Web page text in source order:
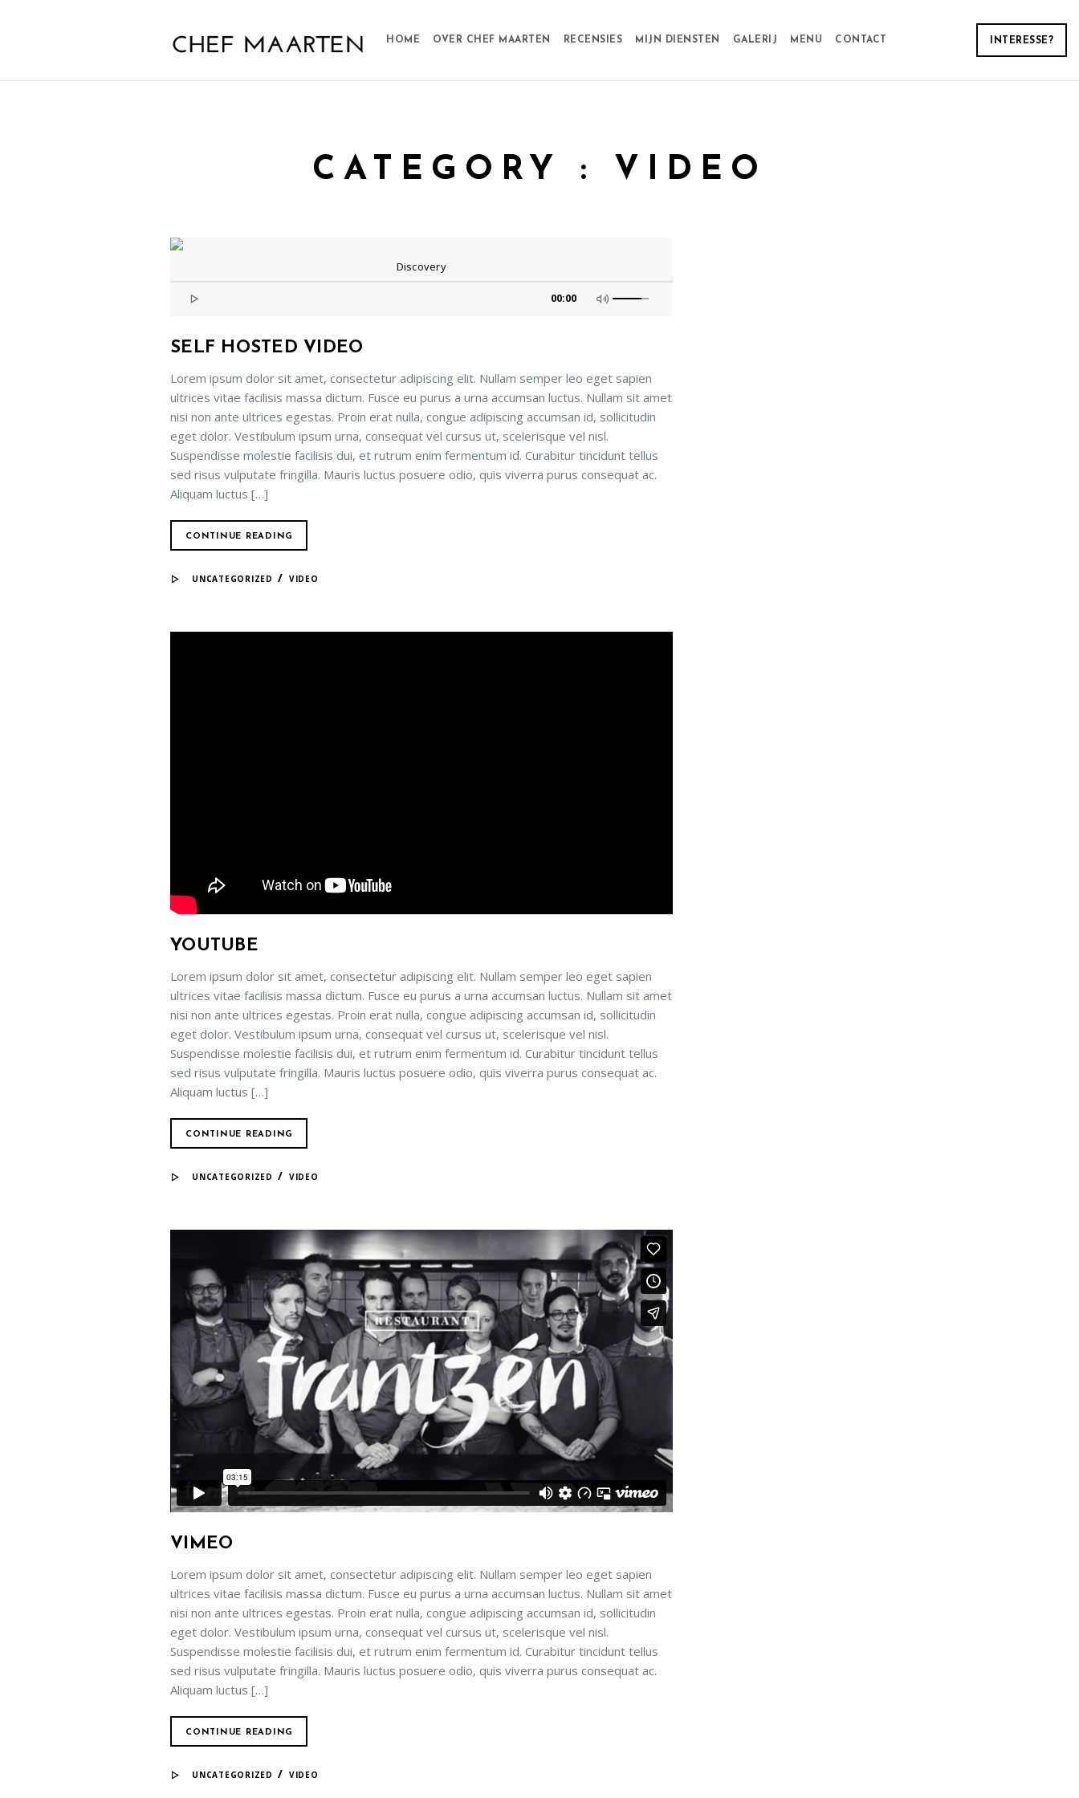
INTERESSE?
HOME OVER CHEF MAARTEN RECENSIES MIJN DIENSTEN GALERIJ MENU CONTACT
CATEGORY : VIDEO
Discovery
00:00
SELF HOSTED VIDEO
Lorem ipsum dolor sit amet, consectetur adipiscing elit. Nullam semper leo eget sapien
ultrices vitae facilisis massa dictum. Fusce eu purus a urna accumsan luctus. Nullam sit amet
nisi non ante ultrices egestas. Proin erat nulla, congue adipiscing accumsan id, sollicitudin
eget dolor. Vestibulum ipsum urna, consequat vel cursus ut, scelerisque vel nisl.
Suspendisse molestie facilisis dui, et rutrum enim fermentum id. Curabitur tincidunt tellus
sed risus vulputate fringilla. Mauris luctus posuere odio, quis viverra purus consequat ac.
Aliquam luctus […]
CONTINUE READING
UNCATEGORIZED / VIDEO
YOUTUBE
Lorem ipsum dolor sit amet, consectetur adipiscing elit. Nullam semper leo eget sapien
ultrices vitae facilisis massa dictum. Fusce eu purus a urna accumsan luctus. Nullam sit amet
nisi non ante ultrices egestas. Proin erat nulla, congue adipiscing accumsan id, sollicitudin
eget dolor. Vestibulum ipsum urna, consequat vel cursus ut, scelerisque vel nisl.
Suspendisse molestie facilisis dui, et rutrum enim fermentum id. Curabitur tincidunt tellus
sed risus vulputate fringilla. Mauris luctus posuere odio, quis viverra purus consequat ac.
Aliquam luctus […]
CONTINUE READING
UNCATEGORIZED / VIDEO
VIMEO
Lorem ipsum dolor sit amet, consectetur adipiscing elit. Nullam semper leo eget sapien
ultrices vitae facilisis massa dictum. Fusce eu purus a urna accumsan luctus. Nullam sit amet
nisi non ante ultrices egestas. Proin erat nulla, congue adipiscing accumsan id, sollicitudin
eget dolor. Vestibulum ipsum urna, consequat vel cursus ut, scelerisque vel nisl.
Suspendisse molestie facilisis dui, et rutrum enim fermentum id. Curabitur tincidunt tellus
sed risus vulputate fringilla. Mauris luctus posuere odio, quis viverra purus consequat ac.
Aliquam luctus […]
CONTINUE READING
UNCATEGORIZED / VIDEO